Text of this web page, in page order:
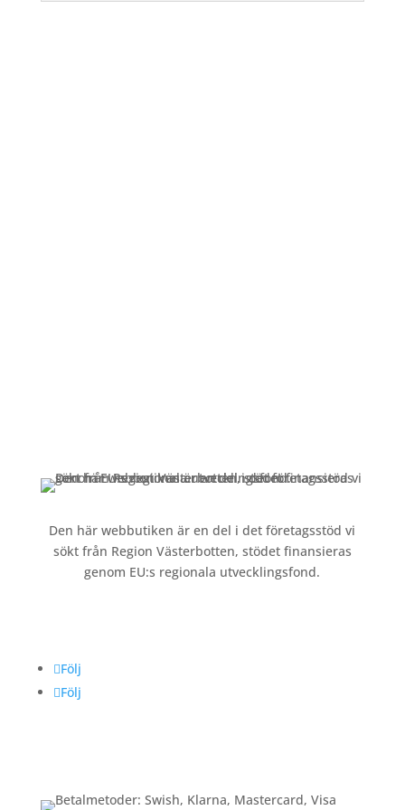
Den här webbutiken är en del i det företagsstöd vi
sökt från Region Västerbotten, stödet finansieras
genom EU:s regionala utvecklingsfond.
Följ
Följ